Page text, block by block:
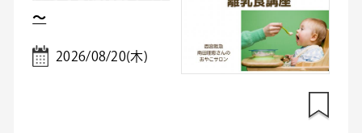
～
2026/08/20(木)